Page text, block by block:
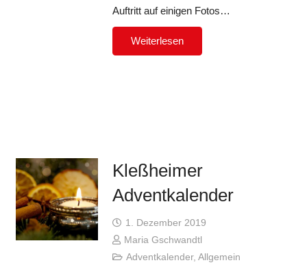
Auftritt auf einigen Fotos…
Weiterlesen
Kleßheimer
Adventkalender
1. Dezember 2019
Maria Gschwandtl
Adventkalender, Allgemein